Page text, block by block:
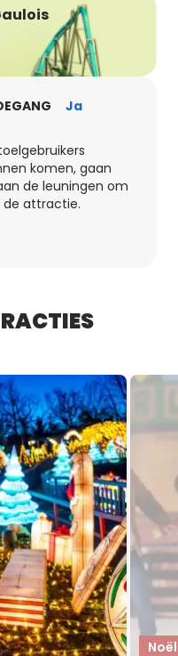
Ja
komen, gaan
de leuningen om
de attractie.